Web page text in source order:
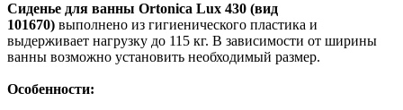
Сиденье для ванны Ortonica Lux 430 (вид
101670) выполнено из гигиенического пластика и
выдерживает нагрузку до 115 кг. В зависимости от ширины
ванны возможно установить необходимый размер.
Особенности: